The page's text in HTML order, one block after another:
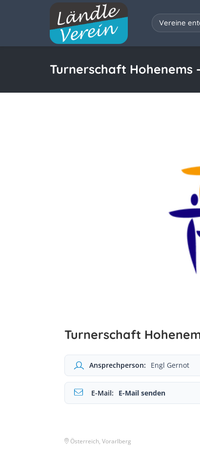
Vereine
Turnerschaft Hohenems
Turnerschaft
Ansprechperson: Engl Gernot
E-Mail: E-Mail senden
Österreich, Vorarlberg